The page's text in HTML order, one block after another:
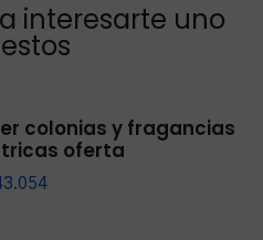
interesarte uno
colonias y fragancias
oferta